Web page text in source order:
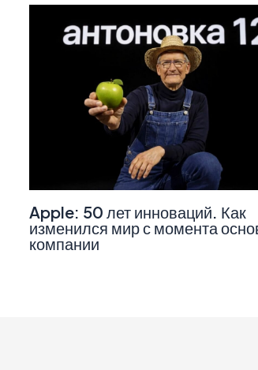
Apple: 50 лет инноваций. Как
изменился мир с момента
компании